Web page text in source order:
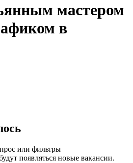
мастером
в
или фильтры
появляться новые вакансии.